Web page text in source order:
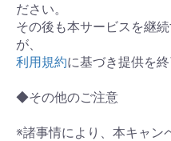
ださい。
その後も本サービスを継
が、
利用規約に基づき提供を
◆その他のご注意
※諸事情により、本キャン